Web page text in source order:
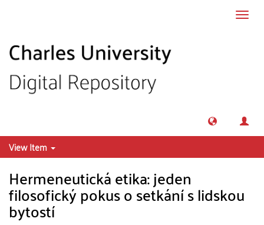
View Item
Hermeneutická etika: jeden
filosofický pokus o setkání s lidskou
bytostí